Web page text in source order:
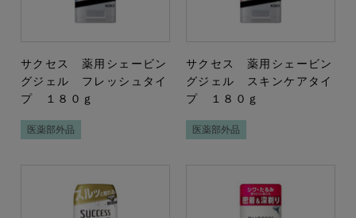
サクセス 薬用シェービン
グジェル フレッシュタイ
プ １８０ｇ
医薬部外品
サクセス 薬用シェービン
グジェル スキンケアタイ
プ １８０ｇ
医薬部外品